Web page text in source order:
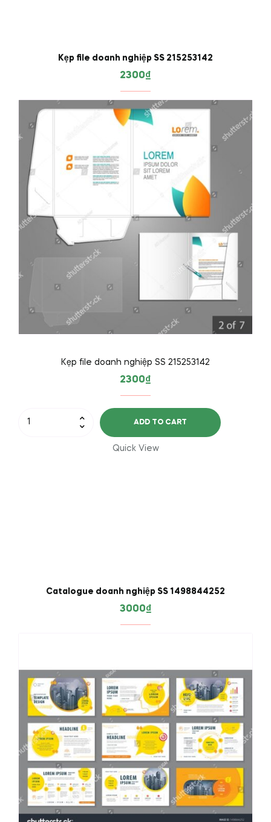
Kẹp file doanh nghiệp SS 215253142
2300₫
Kẹp file doanh nghiệp SS 215253142
2300₫
ADD TO CART
Quick View
Catalogue doanh nghiệp SS 1498844252
3000₫